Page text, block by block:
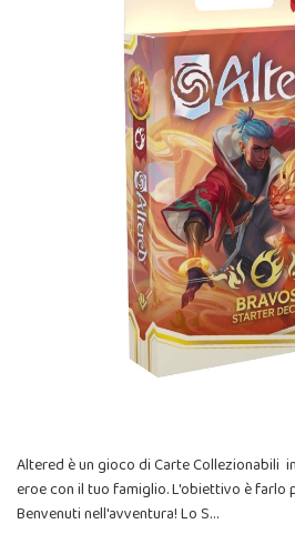
Altered è un gioco di Carte Collezionabili
eroe con il tuo famiglio. L'obiettivo è farlo
Benvenuti nell'avventura! Lo S…